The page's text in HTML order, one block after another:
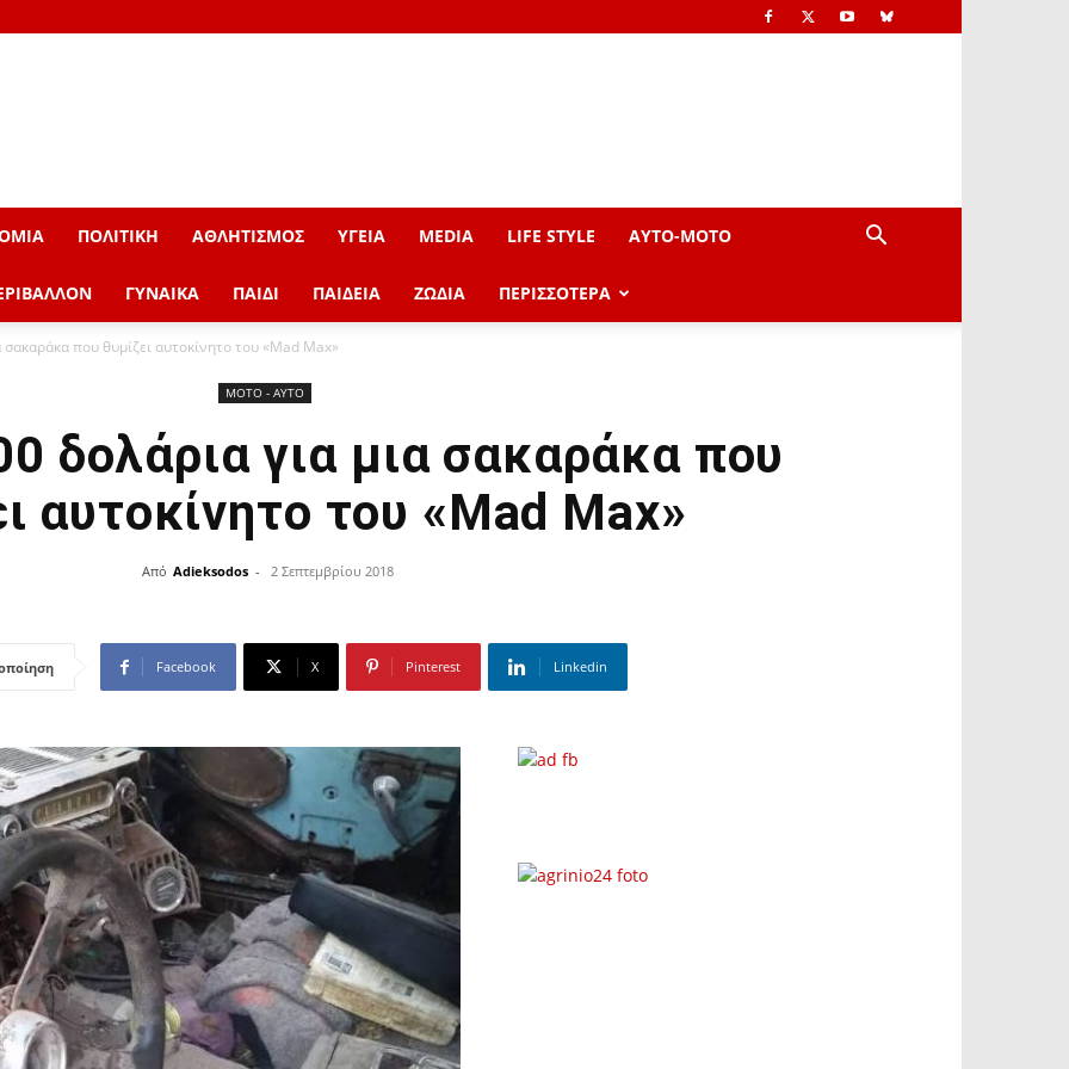
ΠΟΛΙΤΙΚΗ ΑΘΛΗΤΙΣΜΟΣ ΥΓΕΙΑ MEDIA LIFE STYLE AYTO-ΜOTO
ΓΥΝΑΙΚΑ ΠΑΙΔΙ ΠΑΙΔΕΙΑ ΖΩΔΙΑ ΠΕΡΙΣΣΟΤΕΡΑ
που θυμίζει αυτοκίνητο του «Mad Max»
ΜOTO - AYTO
δολάρια για μια σακαράκα που
αυτοκίνητο του «Mad Max»
Από Adieksodos - 2 Σεπτεμβρίου 2018
Facebook X Pinterest Linkedin